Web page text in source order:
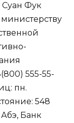
Фук
555-55-
пн.
548
Банк